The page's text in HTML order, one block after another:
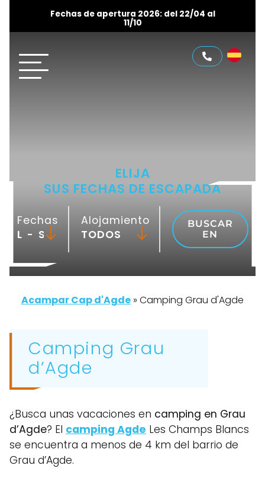
Fechas de apertura 2026: del 22/04 al
11/10
ELIJA
SUS FECHAS DE ESCAPADA
Fechas
-
Alojamiento
BUSCAR
EN
Acampar Cap d'Agde » Camping Grau d'Agde
Camping Grau
d’Agde
¿Busca unas vacaciones en camping en Grau
d’Agde? El camping Agde Les Champs Blancs
se encuentra a menos de 4 km del barrio de
Grau d’Agde.